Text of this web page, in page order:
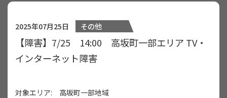
2025年07月25日 その他
【障害】7/25 14:00 高坂町一部エリア TV・
インターネット障害
対象エリア: 高坂町一部地域